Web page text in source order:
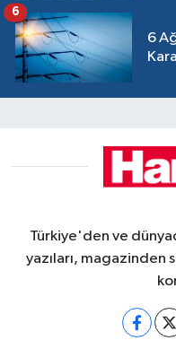
6
6
Türkiye'den ve
yazıları, magazinden